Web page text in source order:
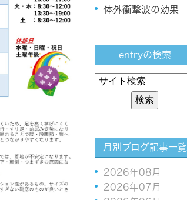
体外衝撃波の効果
entryの検索
月別ブログ記事一覧
2026年08月
2026年07月